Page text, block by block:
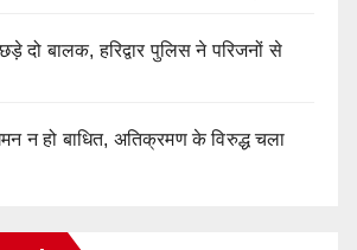
दो बालक, हरिद्वार पुलिस ने परिजनों से
न हो बाधित, अतिक्रमण के विरुद्ध चला